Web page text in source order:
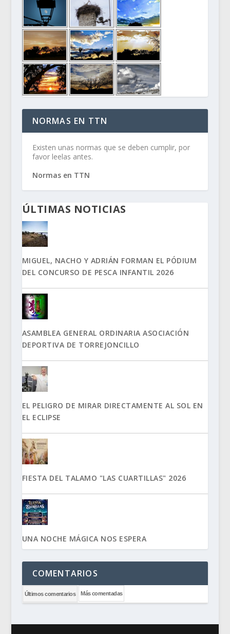
NORMAS EN TTN
Existen unas normas que se deben cumplir, por
favor leelas antes.
Normas en TTN
ÚLTIMAS NOTICIAS
MIGUEL, NACHO Y ADRIÁN FORMAN EL PÓDIUM
DEL CONCURSO DE PESCA INFANTIL 2026
ASAMBLEA GENERAL ORDINARIA ASOCIACIÓN
DEPORTIVA DE TORREJONCILLO
EL PELIGRO DE MIRAR DIRECTAMENTE AL SOL EN
EL ECLIPSE
FIESTA DEL TALAMO "LAS CUARTILLAS" 2026
UNA NOCHE MÁGICA NOS ESPERA
COMENTARIOS
Últimos comentarios Más comentadas